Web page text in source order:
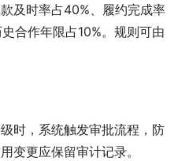
及时率占40%、履约完成率
合作年限占10%。规则可由
时，系统触发审批流程，防
变更应保留审计记录。